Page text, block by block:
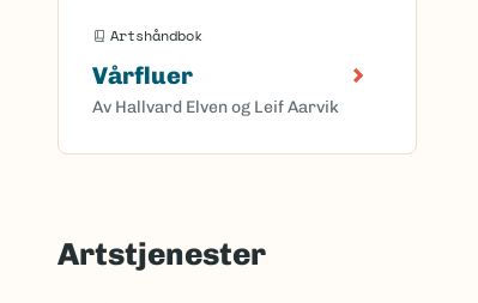
Artshåndbok
Vårfluer
Av Hallvard Elven og Leif Aarvik
Artstjenester